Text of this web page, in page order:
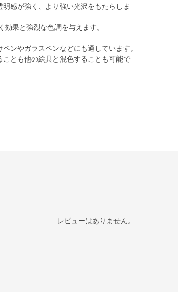
感が強く、より強い光沢をもたらしま
果と強烈な色調を与えます。
ンやガラスペンなどにも適しています。
とも他の絵具と混色することも可能で
レビューはありません。